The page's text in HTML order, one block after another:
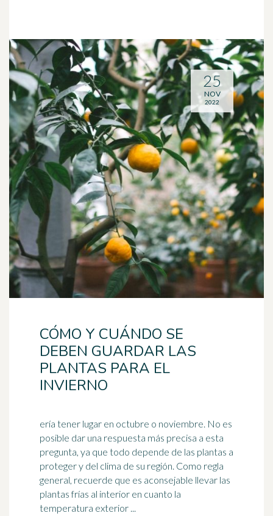
CÓMO Y CUÁNDO SE
DEBEN GUARDAR LAS
PLANTAS PARA EL
INVIERNO
ería tener lugar en octubre o noviembre. No es
posible dar una respuesta más precisa a esta
pregunta, ya que todo depende de las plantas a
proteger y del clima de su región. Como regla
general, recuerde que es aconsejable llevar las
plantas frías al interior en cuanto la
temperatura exterior ...
25
NOV
2022